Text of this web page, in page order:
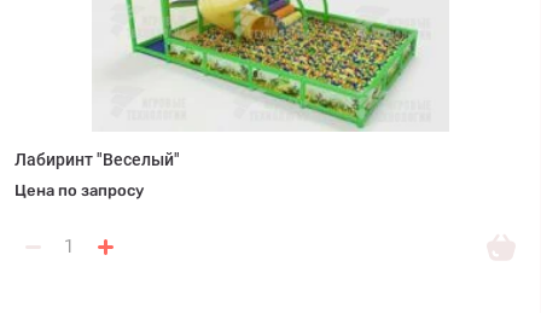
Лабиринт "Веселый"
Цена по запросу